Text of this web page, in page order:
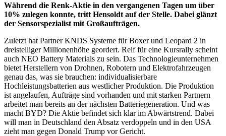
Während die Renk-Aktie in den vergangenen Tagen um über
10% zulegen konnte, tritt Hensoldt auf der Stelle. Dabei glänzt
der Sensorspezialist mit Großaufträgen.
Zuletzt hat Partner KNDS Systeme für Boxer und Leopard 2 in
dreistelliger Millionenhöhe geordert. Reif für eine Kursrally scheint
auch NEO Battery Materials zu sein. Das Technologieunternehmen
bietet Herstellern von Drohnen, Robotern und Elektrofahrzeugen
genau das, was sie brauchen: individualisierbare
Hochleistungsbatterien aus westlicher Produktion. Die Produktion
ist angelaufen, Aufträge sind vorhanden und mit starken Partnern
arbeitet man bereits an der nächsten Batteriegeneration. Und was
macht BYD? Die Aktie befindet sich klar im Abwärtstrend. Dabei
will man in Deutschland den Absatz verdoppeln und in den USA
zieht man gegen Donald Trump vor Gericht.